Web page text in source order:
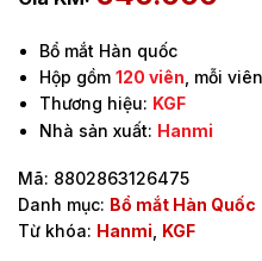
Bổ mắt Hàn quốc
Hộp gồm120 viên , mỗi
Thương hiệu: KGF
Nhà sản xuất: Hanmi
Mã: 8802863126475
Danh mục: Bổ mắt Hàn Quốc
Từ khóa: Hanmi KGF